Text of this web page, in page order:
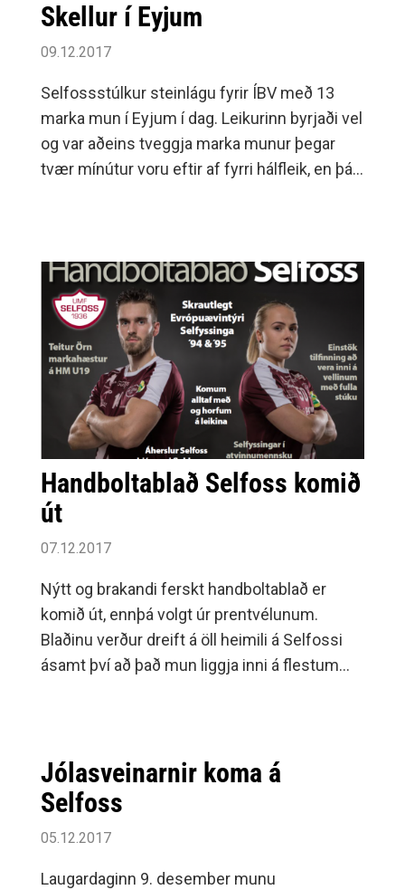
Skellur í Eyjum
09.12.2017
Selfossstúlkur steinlágu fyrir ÍBV með 13
marka mun í Eyjum í dag. Leikurinn byrjaði vel
og var aðeins tveggja marka munur þegar
tvær mínútur voru eftir af fyrri hálfleik, en þá
Handboltablað Selfoss komið
út
07.12.2017
Nýtt og brakandi ferskt handboltablað er
komið út, ennþá volgt úr prentvélunum.
Blaðinu verður dreift á öll heimili á Selfossi
ásamt því að það mun liggja inni á flestum
Jólasveinarnir koma á
Selfoss
05.12.2017
Laugardaginn 9. desember munu